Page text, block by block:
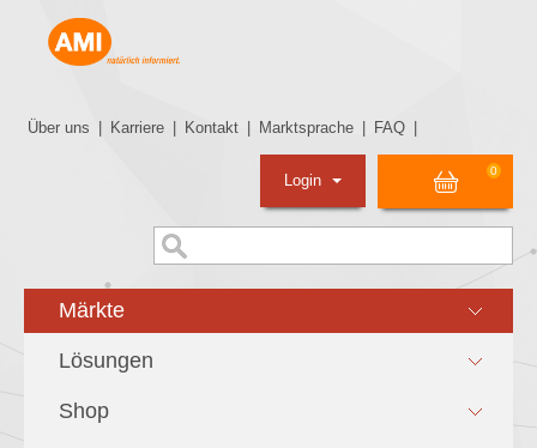
Über uns Karriere Kontakt Marktsprache FAQ
0
Login
Märkte
Lösungen
Shop